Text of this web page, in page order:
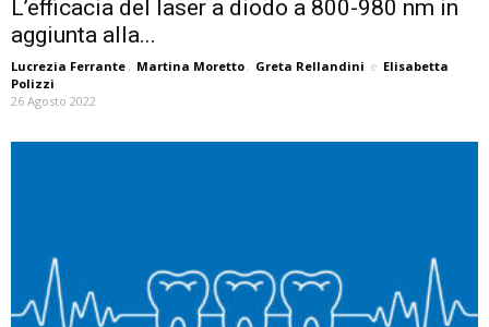
L’efficacia del laser a diodo a 800-980 nm in
aggiunta alla...
Lucrezia Ferrante , Martina Moretto , Greta Rellandini e Elisabetta
Polizzi
26 Agosto 2022